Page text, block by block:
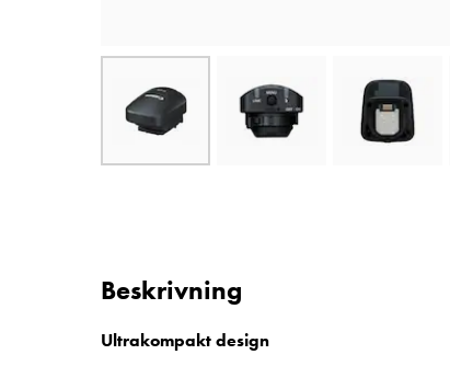
Beskrivning
Ultrakompakt design